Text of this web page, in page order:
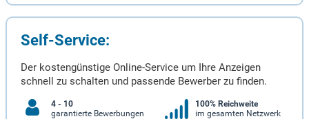
Self-Service:
Der kostengünstige Online-Service um Ihre Anzeigen
schnell zu schalten und passende Bewerber zu finden.
4 - 10
garantierte Bewerbungen
100% Reichweite
im gesamten Netzwerk